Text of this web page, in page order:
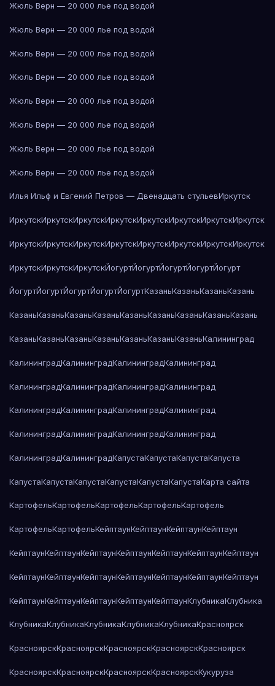
Жюль Верн — 20 000 лье под водой
Жюль Верн — 20 000 лье под водой
Жюль Верн — 20 000 лье под водой
Жюль Верн — 20 000 лье под водой
Жюль Верн — 20 000 лье под водой
Жюль Верн — 20 000 лье под водой
Жюль Верн — 20 000 лье под водой
Жюль Верн — 20 000 лье под водой
Илья Ильф и Евгений Петров — Двенадцать стульевИркутск
ИркутскИркутскИркутскИркутскИркутскИркутскИркутскИркутск
ИркутскИркутскИркутскИркутскИркутскИркутскИркутскИркутск
ИркутскИркутскИркутскЙогуртЙогуртЙогуртЙогуртЙогурт
ЙогуртЙогуртЙогуртЙогуртЙогуртКазаньКазаньКазаньКазань
КазаньКазаньКазаньКазаньКазаньКазаньКазаньКазаньКазань
КазаньКазаньКазаньКазаньКазаньКазаньКазаньКалининград
КалининградКалининградКалининградКалининград
КалининградКалининградКалининградКалининград
КалининградКалининградКалининградКалининград
КалининградКалининградКалининградКалининград
КалининградКалининградКапустаКапустаКапустаКапуста
КапустаКапустаКапустаКапустаКапустаКапустаКарта сайта
КартофельКартофельКартофельКартофельКартофель
КартофельКартофельКейптаунКейптаунКейптаунКейптаун
КейптаунКейптаунКейптаунКейптаунКейптаунКейптаунКейптаун
КейптаунКейптаунКейптаунКейптаунКейптаунКейптаунКейптаун
КейптаунКейптаунКейптаунКейптаунКейптаунКлубникаКлубника
КлубникаКлубникаКлубникаКлубникаКлубникаКрасноярск
КрасноярскКрасноярскКрасноярскКрасноярскКрасноярск
КрасноярскКрасноярскКрасноярскКрасноярскКукуруза